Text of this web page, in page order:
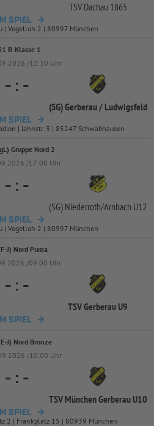
TSV Dachau 1865
SPIEL
| Vogelloh 2 | 80997 München
B-Klasse 1
/12:30 Uhr
- : -
(SG) Gerberau /Ludwigsfeld
SPIEL
| Jahnstr. 3 | 85247 Schwabhausen
Gruppe Nord 2
/17:00 Uhr
- : -
(SG) Niederroth/Arnbach U12
SPIEL
| Vogelloh 2 | 80997 München
J) Nord Puma
/09:00 Uhr
- : -
TSV Gerberau U9
SPIEL
J) Nord Bronze
/10:00 Uhr
- : -
TSV München Gerberau U10
SPIEL
2 | Frankplatz 15 | 80939 München